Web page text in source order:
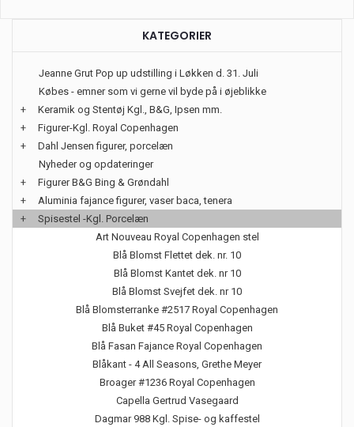
KATEGORIER
Jeanne Grut Pop up udstilling i Løkken d. 31. Juli
Købes - emner som vi gerne vil byde på i øjeblikke
+
Keramik og Stentøj Kgl., B&G, Ipsen mm.
+
Figurer-Kgl. Royal Copenhagen
+
Dahl Jensen figurer, porcelæn
Nyheder og opdateringer
+
Figurer B&G Bing & Grøndahl
+
Aluminia fajance figurer, vaser baca, tenera
+
Spisestel -Kgl. Porcelæn
Art Nouveau Royal Copenhagen stel
Blå Blomst Flettet dek. nr. 10
Blå Blomst Kantet dek. nr 10
Blå Blomst Svejfet dek. nr 10
Blå Blomsterranke #2517 Royal Copenhagen
Blå Buket #45 Royal Copenhagen
Blå Fasan Fajance Royal Copenhagen
Blåkant - 4 All Seasons, Grethe Meyer
Broager #1236 Royal Copenhagen
Capella Gertrud Vasegaard
Dagmar 988 Kgl. Spise- og kaffestel